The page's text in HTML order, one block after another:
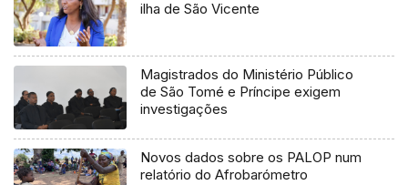
ilha de São Vicente
Magistrados do Ministério Público
de São Tomé e Príncipe exigem
investigações
Novos dados sobre os PALOP num
relatório do Afrobarómetro